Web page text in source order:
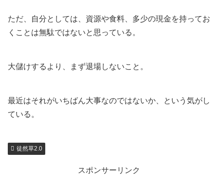
ただ、自分としては、資源や食料、多少の現金を持ってお
くことは無駄ではないと思っている。
大儲けするより、まず退場しないこと。
最近はそれがいちばん大事なのではないか、という気がし
ている。
徒然草2.0
スポンサーリンク